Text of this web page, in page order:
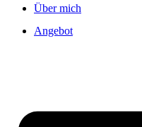
Über mich
Angebot